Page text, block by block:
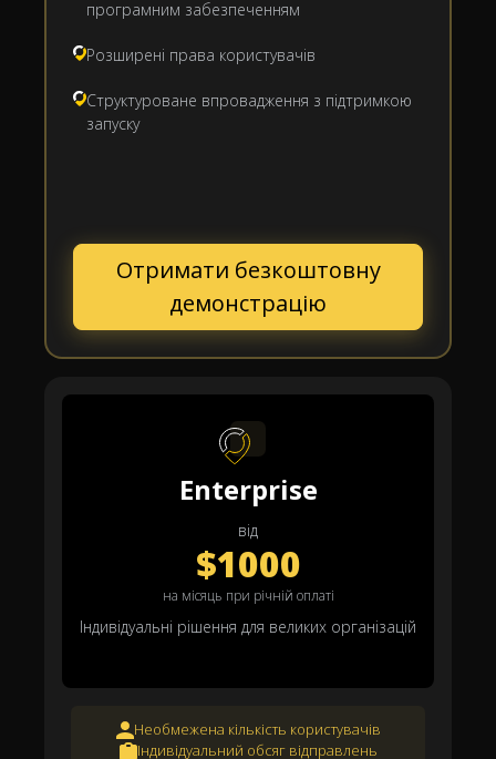
програмним забезпеченням
Розширені права користувачів
Структуроване впровадження з підтримкою
запуску
Отримати безкоштовну
демонстрацію
Enterprise
від
$1000
на місяць при річній оплаті
Індивідуальні рішення для великих організацій
Необмежена кількість користувачів
Індивідуальний обсяг відправлень